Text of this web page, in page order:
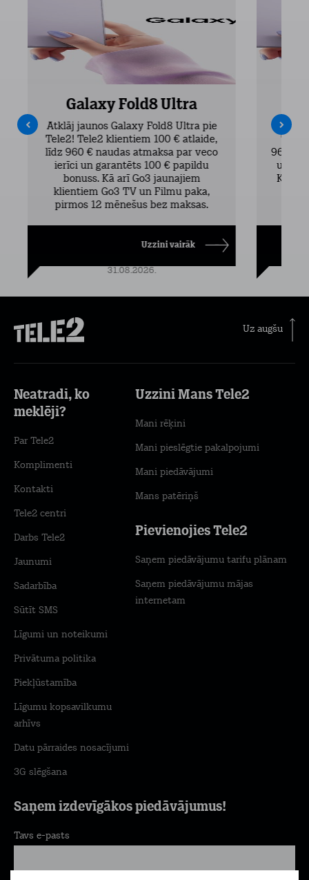
Galaxy Fold8 Ultra
Atklāj jaunos Galaxy Fold8 Ultra pie
Tele2! Tele2 klientiem 100 € atlaide,
līdz 960 € naudas atmaksa par veco
ierīci un garantēts 100 € papildu
bonuss. Kā arī Go3 jaunajiem
klientiem Go3 TV un Filmu paka,
pirmos 12 mēnešus bez maksas.
Uzzini vairāk
31.08.2026.
Atklāj
960 €
un
Kā arī
Uz augšu
Saņem izdevīgākos piedāvājumus!
Tavs e-pasts
Neatradi, ko
meklēji?
Par Tele2
Komplimenti
Kontakti
Tele2 centri
Darbs Tele2
Jaunumi
Sadarbība
Sūtīt SMS
Līgumi un noteikumi
Privātuma politika
Piekļūstamība
Līgumu kopsavilkumu
arhīvs
Datu pārraides nosacījumi
3G slēgšana
Uzzini Mans Tele2
Mani rēķini
Mani pieslēgtie pakalpojumi
Mani piedāvājumi
Mans patēriņš
Pievienojies Tele2
Saņem piedāvājumu tarifu plānam
Saņem piedāvājumu mājas
internetam